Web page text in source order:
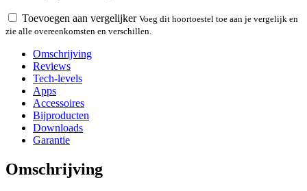
Toevoegen aan vergelijker Voeg dit hoortoestel toe aan je vergelijk en
zie alle overeenkomsten en verschillen.
Omschrijving
Reviews
Tech-levels
Apps
Accessoires
Bijproducten
Downloads
Garantie
Omschrijving